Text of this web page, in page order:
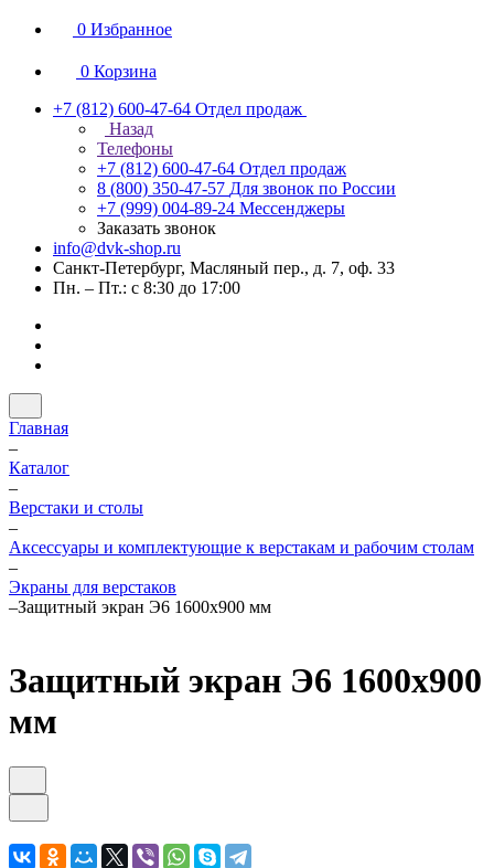
0 Избранное
0 Корзина
+7 (812) 600-47-64 Отдел продаж
Назад
Телефоны
+7 (812) 600-47-64 Отдел продаж
8 (800) 350-47-57 Для звонок по России
+7 (999) 004-89-24 Мессенджеры
Заказать звонок
info@dvk-shop.ru
Санкт-Петербург, Масляный пер., д. 7, оф. 33
Пн. – Пт.: с 8:30 до 17:00
Главная
–
Каталог
–
Верстаки и столы
–
Аксессуары и комплектующие к верстакам и рабочим столам
–
Экраны для верстаков
–Защитный экран Э6 1600х900 мм
Защитный экран Э6 1600х900
мм